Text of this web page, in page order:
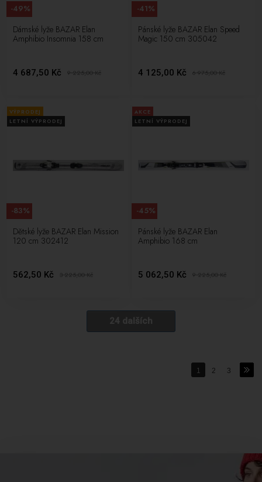
Dámské lyže BAZAR Elan
Amphibio Insomnia 158 cm
4 687,50 Kč 9 225,00Kč
-49%
Pánské lyže BAZAR Elan Speed
Magic 150 cm 305042
4 125,00 Kč 6 975,00Kč
-41%
VÝPRODEJ
LETNÍ VÝPRODEJ
Dětské lyže BAZAR Elan Mission
120 cm 302412
562,50 Kč 3 225,00Kč
-83%
AKCE
LETNÍ VÝPRODEJ
Pánské lyže BAZAR Elan
Amphibio 168 cm
5 062,50 Kč 9 225,00Kč
-45%
24 dalších
1 2 3